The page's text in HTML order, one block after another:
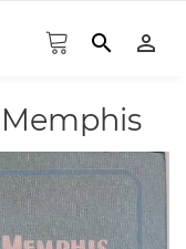
search person_outline